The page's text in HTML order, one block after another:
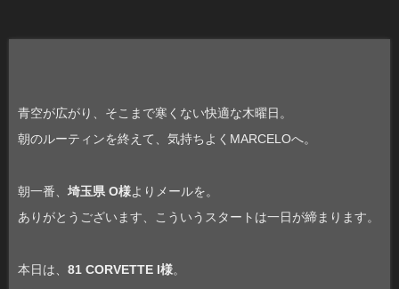
青空が広がり、そこまで寒くない快適な木曜日。
朝のルーティンを終えて、気持ちよくMARCELOへ。
朝一番、 埼玉県 O様よりメールを。
ありがとうございます、こういうスタートは一日が締まります。
本日は、 81 CORVETTE I様。